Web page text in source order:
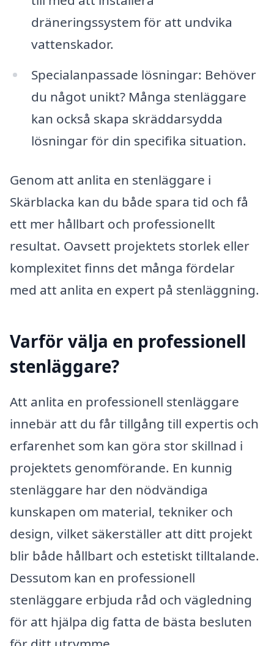
dräneringssystem för att undvika
vattenskador.
Specialanpassade lösningar: Behöver
du något unikt? Många stenläggare
kan också skapa skräddarsydda
lösningar för din specifika situation.
Genom att anlita en stenläggare i
Skärblacka kan du både spara tid och få
ett mer hållbart och professionellt
resultat. Oavsett projektets storlek eller
komplexitet finns det många fördelar
med att anlita en expert på stenläggning.
Varför välja en professionell
stenläggare?
Att anlita en professionell stenläggare
innebär att du får tillgång till expertis och
erfarenhet som kan göra stor skillnad i
projektets genomförande. En kunnig
stenläggare har den nödvändiga
kunskapen om material, tekniker och
design, vilket säkerställer att ditt projekt
blir både hållbart och estetiskt tilltalande.
Dessutom kan en professionell
stenläggare erbjuda råd och vägledning
för att hjälpa dig fatta de bästa besluten